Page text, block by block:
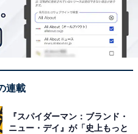
連載
『スパイダーマン：ブランド・
ニュー・デイ』が「史上もっと